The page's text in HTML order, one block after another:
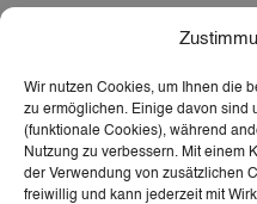
Wir nutzen Cookies, um Ihnen die
zu ermöglichen. Einige davon sind
(funktionale Cookies), während
Nutzung zu verbessern. Mit einem
der Verwendung von zusätzlichen
freiwillig und kann jederzeit mit